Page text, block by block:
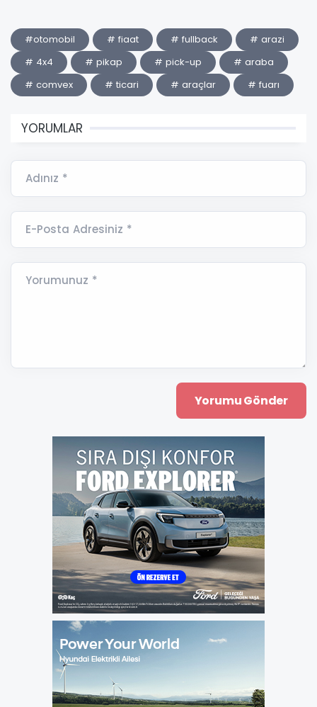
#otomobil # fiaat # fullback
# arazi
# 4x4
# pikap # pick-up
# araba
# comvex
# ticari # araçlar # fuarı
YORUMLAR
Adınız *
E-Posta Adresiniz *
Yorumunuz *